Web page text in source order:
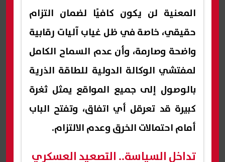
المعنية لن يكون كافيًا لضمان التزام
حقيقي، خاصة في ظل غياب آليات رقابية
واضحة وصارمة، وأن عدم السماح الكامل
لمفتشي الوكالة الدولية للطاقة الذرية
بالوصول إلى جميع المواقع يمثل ثغرة
كبيرة قد تعرقل أي اتفاق، وتفتح الباب
أمام احتمالات الخرق وعدم الالتزام.
تداخل السياسة.. التصعيد العسكري